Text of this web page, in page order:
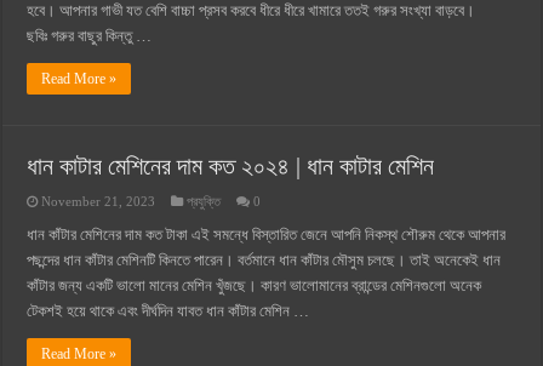
হবে। আপনার গাভী যত বেশি বাচ্চা প্রসব করবে ধীরে ধীরে খামারে ততই গরুর সংখ্যা বাড়বে।
ছবিঃ গরুর বাছুর কিন্তু …
Read More »
ধান কাটার মেশিনের দাম কত ২০২৪ | ধান কাটার মেশিন
November 21, 2023 প্রযুক্তি 0
ধান কাঁটার মেশিনের দাম কত টাকা এই সমন্ধে বিস্তারিত জেনে আপনি নিকস্থ শৌরুম থেকে আপনার
পছন্দের ধান কাঁটার মেশিনটি কিনতে পারেন। বর্তমানে ধান কাঁটার মৌসুম চলছে। তাই অনেকেই ধান
কাঁটার জন্য একটি ভালো মানের মেশিন খুঁজছে। কারণ ভালোমানের ব্রান্ডের মেশিনগুলো অনেক
টেকশই হয়ে থাকে এবং দীর্ঘদিন যাবত ধান কাঁটার মেশিন …
Read More »